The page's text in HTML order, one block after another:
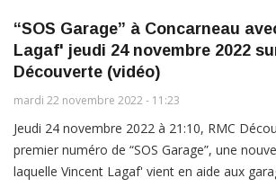
“SOS Garage” à Concarneau
Lagaf' jeudi 24 novembre 2022
Découverte (vidéo)
mardi 22 novembre 2022 - 11:23
Jeudi 24 novembre 2022 à 21:10, RMC
premier numéro de “SOS Garage”, une
laquelle Vincent Lagaf' vient en aide aux